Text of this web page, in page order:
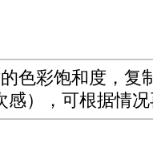
色彩饱和度，复
感），可根据情